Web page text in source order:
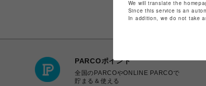
PARCOポイント
全国のPARCOやONLINE PARCOで
貯まる＆使える
We will translate the
Since this service is an
In addition, we do not take